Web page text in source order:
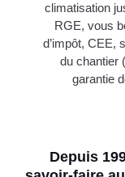
climatisation
RGE, vous
d’impôt, CEE,
du chantier
garantie
Depuis